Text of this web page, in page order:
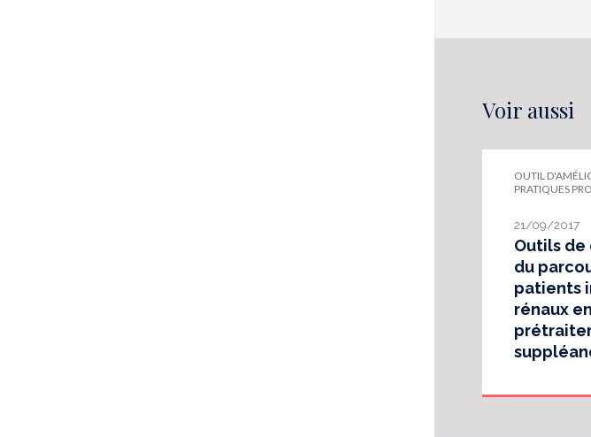
Voir aussi
OUTIL
PRATIQUES
21/09/2017
Outils de
du
patients
rénaux en